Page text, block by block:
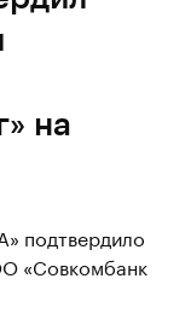
на
подтвердило
«Совкомбанк